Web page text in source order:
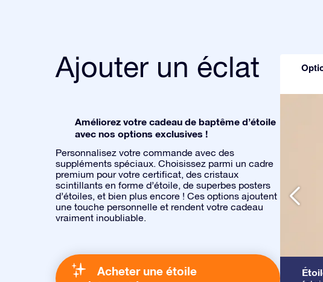
Ajouter un éclat
Améliorez votre cadeau de baptême d’étoile
avec nos options exclusives !
Personnalisez votre commande avec des
suppléments spéciaux. Choisissez parmi un cadre
premium pour votre certificat, des cristaux
scintillants en forme d’étoile, de superbes posters
d’étoiles, et bien plus encore ! Ces options ajoutent
une touche personnelle et rendent votre cadeau
vraiment inoubliable.
Acheter une étoile